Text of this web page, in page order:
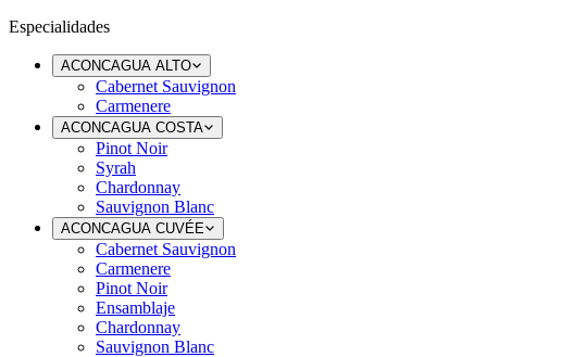
Especialidades
ACONCAGUA ALTO
Cabernet Sauvignon
Carmenere
ACONCAGUA COSTA
Pinot Noir
Syrah
Chardonnay
Sauvignon Blanc
ACONCAGUA CUVÉE
Cabernet Sauvignon
Carmenere
Pinot Noir
Ensamblaje
Chardonnay
Sauvignon Blanc